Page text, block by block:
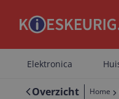
Elektronica
Overzicht Home